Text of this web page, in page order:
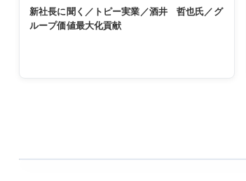
新社長に聞く／トピー実業／酒井 哲也氏／グ
ループ価値最大化貢献